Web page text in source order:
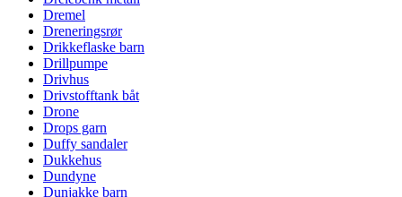
Dremel
Dreneringsrør
Drikkeflaske barn
Drillpumpe
Drivhus
Drivstofftank båt
Drone
Drops garn
Duffy sandaler
Dukkehus
Dundyne
Dunjakke barn